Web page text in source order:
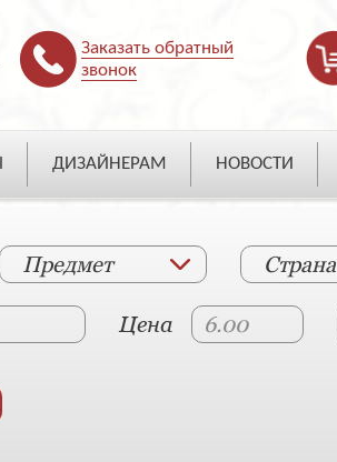
Заказать обратный
звонок
ДИЗАЙНЕРАМ НОВОСТИ
Предмет Страна
Цена